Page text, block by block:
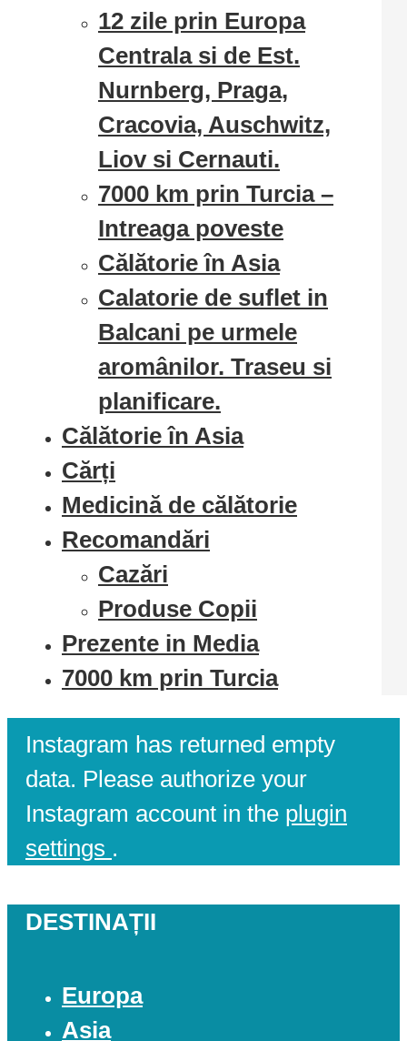
12 zile prin Europa
Centrala si de Est.
Nurnberg, Praga,
Cracovia, Auschwitz,
Liov si Cernauti.
7000 km prin Turcia –
Intreaga poveste
Călătorie în Asia
Calatorie de suflet in
Balcani pe urmele
aromânilor. Traseu si
planificare.
Călătorie în Asia
Cărți
Medicină de călătorie
Recomandări
Cazări
Produse Copii
Prezente in Media
7000 km prin Turcia
Instagram has returned empty
data. Please authorize your
Instagram account in the plugin
settings .
DESTINAȚII
Europa
Asia